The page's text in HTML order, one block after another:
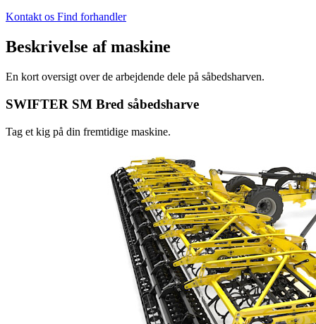
Kontakt os Find forhandler
Beskrivelse af maskine
En kort oversigt over de arbejdende dele på såbedsharven.
SWIFTER SM Bred såbedsharve
Tag et kig på din fremtidige maskine.